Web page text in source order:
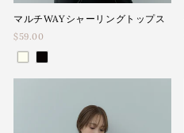
マルチWAYシャーリングトップス
$59.00